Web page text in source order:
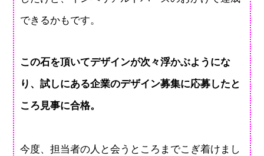
できるかもです。
この石を頂いてデザインが次々浮かぶようにな
り、試しにある企業のデザイン募集に応募したと
ころ見事に合格。
今度、担当者の人と会うところまでこぎ着けまし